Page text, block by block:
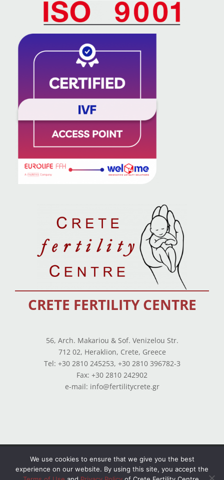
CRETE FERTILITY CENTRE
56, Arch. Makariou & Sof. Venizelou Str.
712 02, Heraklion, Crete, Greece
Tel: +30 2810 245253, +30 2810 396782-3
Fax: +30 2810 242902
e-mail: info@fertilitycrete.gr
Terms of use—Privacy Policy—Balance Sheets
© Copyright 2026 All Rights Reserved. Powered by
We use cookies to ensure that we give you the best
experience on our website. By using this site, you accept the